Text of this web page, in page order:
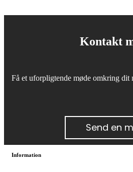
Kontakt
Få et uforpligtende møde omkring dit
Send en
Information